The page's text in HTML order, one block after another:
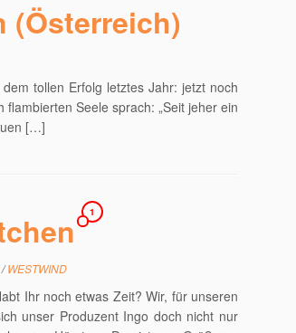
(Österreich)
tollen Erfolg letztes Jahr: jetzt noch
Seele sprach: „Seit jeher ein
[…]
1
/WESTWIND
Ihr noch etwas Zeit? Wir, für unseren
unser Produzent Ingo doch nicht nur